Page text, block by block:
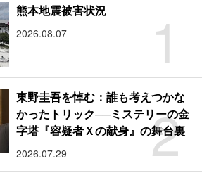
1
熊本地震被害状況
2026.08.07
2
東野圭吾を悼む：誰も考えつかな
かったトリック──ミステリーの金
字塔『容疑者Ｘの献身』の舞台裏
2026.07.29